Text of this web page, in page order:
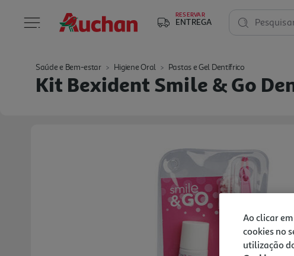
RESERVAR
ENTREGA
Saúde e Bem-estar Higiene Oral Pastas e Gel Dentífrico
Kit Bexident Smile & Go
Ao clicar
cookies no
utilização